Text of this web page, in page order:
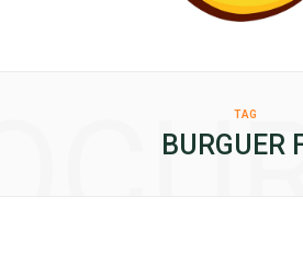
TAG
BURGUER